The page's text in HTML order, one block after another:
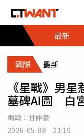
最新
國際 最新
《星戰》男
墓碑AI圖 白
編輯： 甘仲豪
2026-05-08 21:19